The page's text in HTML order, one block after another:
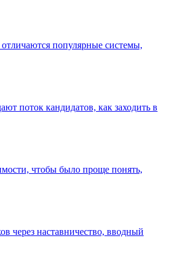
популярные системы,
поток кандидатов, как заходить в
чтобы было проще понять,
через наставничество, вводный